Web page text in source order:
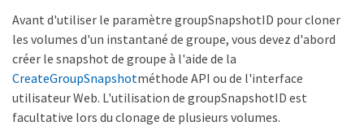
Avant d'utiliser le paramètre groupSnapshotID pour cloner
les volumes d'un instantané de groupe, vous devez d'abord
créer le snapshot de groupe à l'aide de la
CreateGroupSnapshotméthode API ou de l'interface
utilisateur Web. L'utilisation de groupSnapshotID est
facultative lors du clonage de plusieurs volumes.